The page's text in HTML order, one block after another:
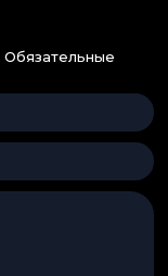
Обязательные